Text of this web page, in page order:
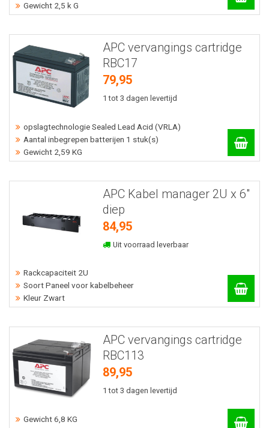
Gewicht 2,5 k G
APC vervangings cartridge
RBC17
79,95
1 tot 3 dagen levertijd
opslagtechnologie Sealed Lead Acid (VRLA)
Aantal inbegrepen batterijen 1 stuk(s)
Gewicht 2,59 KG
APC Kabel manager 2U x 6"
diep
84,95
Uit voorraad leverbaar
Rackcapaciteit 2U
Soort Paneel voor kabelbeheer
Kleur Zwart
APC vervangings cartridge
RBC113
89,95
1 tot 3 dagen levertijd
Gewicht 6,8 KG